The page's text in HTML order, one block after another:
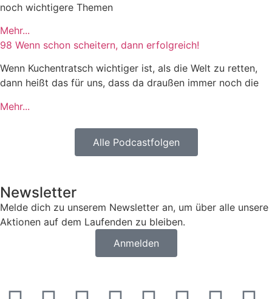
noch wichtigere Themen
Mehr...
98 Wenn schon scheitern, dann erfolgreich!
Wenn Kuchentratsch wichtiger ist, als die Welt zu retten,
dann heißt das für uns, dass da draußen immer noch die
Mehr...
Alle Podcastfolgen
Newsletter
Melde dich zu unserem Newsletter an, um über alle unsere
Aktionen auf dem Laufenden zu bleiben.
Anmelden